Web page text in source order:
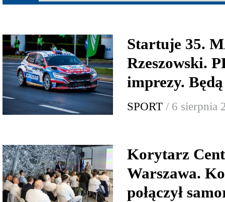
Startuje 35.
Rzeszowski.
imprezy.
SPORT / 6 sierpnia
Korytarz
Warszawa.
połączył